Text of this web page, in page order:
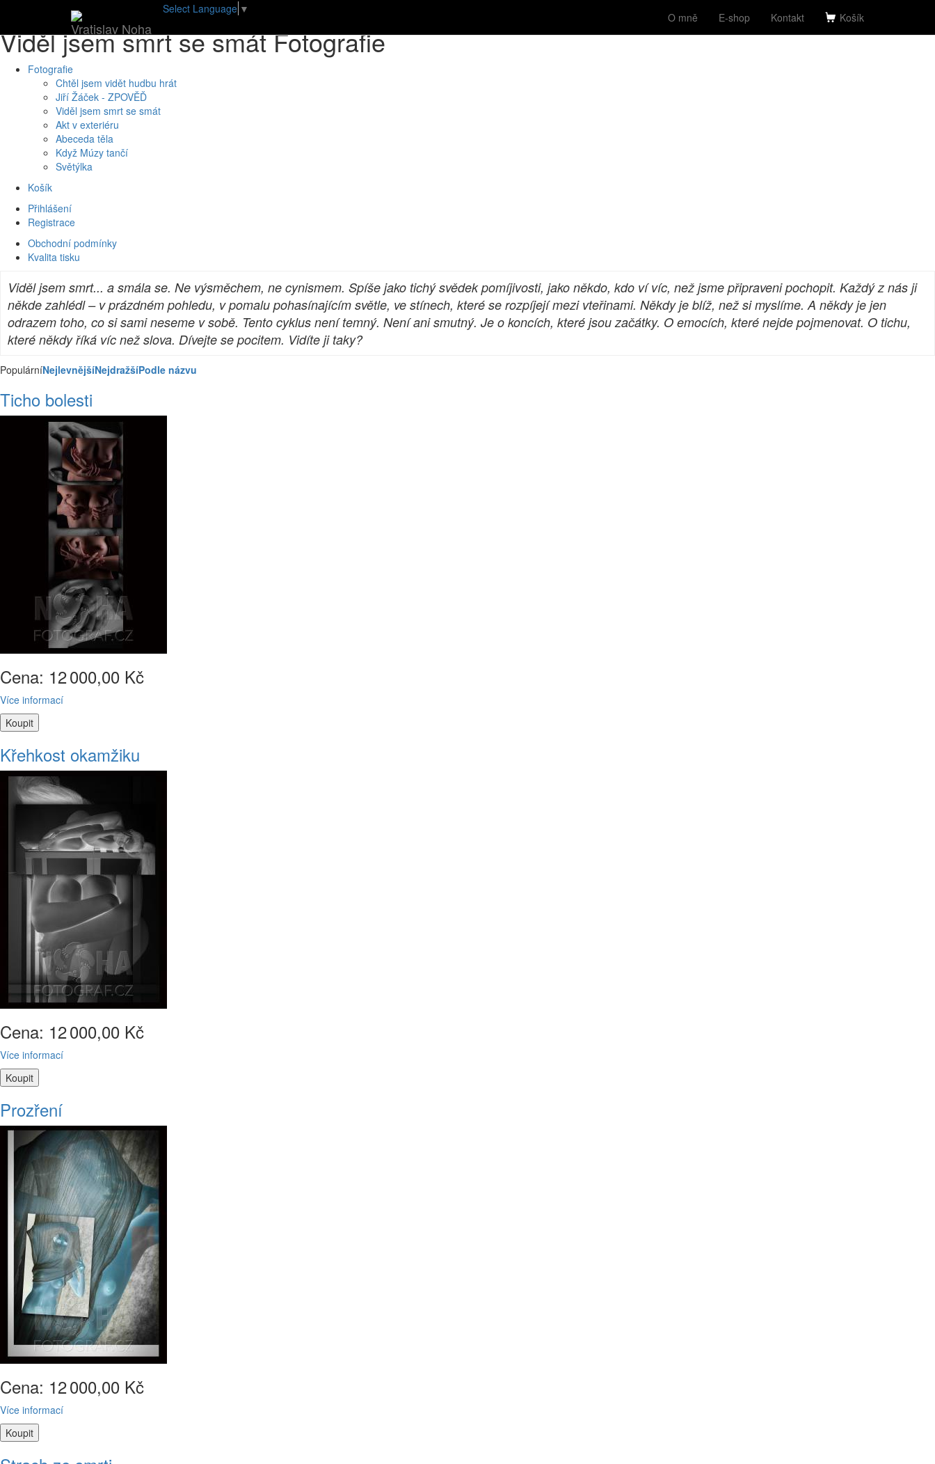
Vratislav Noha
Select Language ▼
O mně E-shop Kontakt Košík
Fotografie Viděl jsem smrt se smát
Viděl jsem smrt se smát Fotografie
Fotografie
Chtěl jsem vidět hudbu hrát
Jiří Žáček - ZPOVĚĎ
Viděl jsem smrt se smát
Akt v exteriéru
Abeceda těla
Když Múzy tančí
Světýlka
Košík
Přihlášení
Registrace
Obchodní podmínky
Kvalita tisku
Viděl jsem smrt... a smála se. Ne výsměchem, ne cynismem. Spíše jako tichý svědek pomíjivosti, jako někdo, kdo ví víc, než jsme připraveni pochopit. Každý z nás ji
někde zahlédl – v prázdném pohledu, v pomalu pohasínajícím světle, ve stínech, které se rozpíjejí mezi vteřinami. Někdy je blíž, než si myslíme. A někdy je jen
odrazem toho, co si sami neseme v sobě. Tento cyklus není temný. Není ani smutný. Je o koncích, které jsou začátky. O emocích, které nejde pojmenovat. O tichu,
které někdy říká víc než slova. Dívejte se pocitem. Vidíte ji taky?
PopulárníNejlevnějšíNejdražšíPodle názvu
Ticho bolesti
Cena: 12000,00 Kč
Více informací
Křehkost okamžiku
Cena: 12000,00 Kč
Více informací
Prozření
Cena: 12000,00 Kč
Více informací